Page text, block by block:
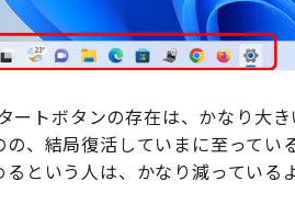
ートボタンの存在は、かなり大
の、結局復活していまに至って
という人は、かなり減っている